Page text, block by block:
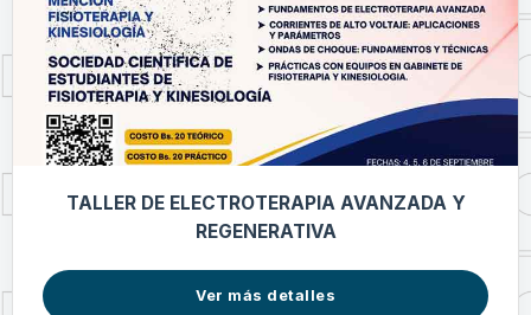
TALLER DE ELECTROTERAPIA AVANZADA Y
REGENERATIVA
Ver más detalles